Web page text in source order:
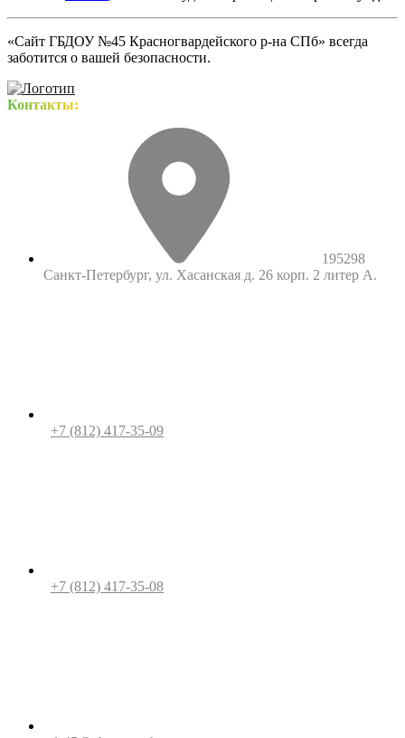
«Сайт ГБДОУ №45 Красногвардейского р-на СПб» всегда
заботится о вашей безопасности.
Контакты:
195298
Санкт-Петербург, ул. Хасанская д. 26 корп. 2 литер А.
+7 (812) 417-35-09
+7 (812) 417-35-08